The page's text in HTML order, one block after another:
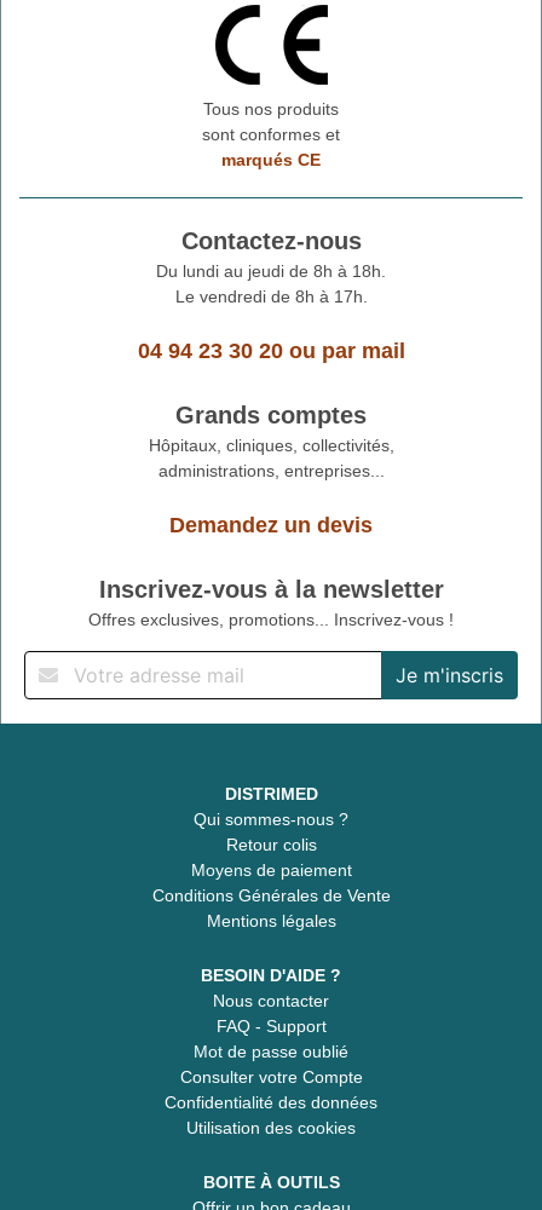
Tous nos produits
sont conformes et
marqués CE
Contactez-nous
Du lundi au jeudi de 8h à 18h.
Le vendredi de 8h à 17h.
04 94 23 30 20ou par mail
Grands comptes
Hôpitaux, cliniques, collectivités,
administrations, entreprises...
Demandez un devis
Inscrivez-vous à la newsletter
Offres exclusives, promotions... Inscrivez-vous !
DISTRIMED
Qui sommes-nous ?
Retour colis
Moyens de paiement
Conditions Générales de Vente
Mentions légales
BESOIN D'AIDE ?
Nous contacter
FAQ - Support
Mot de passe oublié
Consulter votre Compte
Confidentialité des données
Utilisation des cookies
BOITE À OUTILS